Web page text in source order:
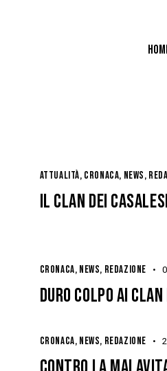
ATTUALITÀ, CRONACA, NEWS,
IL CLAN DEI
CRONACA, NEWS, REDAZIONE
DURO COLPO AI
CRONACA, NEWS, REDAZIONE